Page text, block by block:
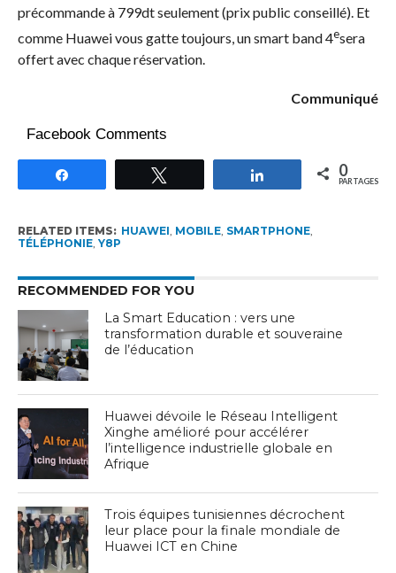
précommande à 799dt seulement (prix public conseillé). Et
comme Huawei vous gatte toujours, un smart band 4esera
offert avec chaque réservation.
Communiqué
Facebook Comments
Partagez 0
PARTAGES
RELATED ITEMS: HUAWEI, MOBILE, SMARTPHONE,
TÉLÉPHONIE, Y8P
RECOMMENDED FOR YOU
La Smart Education : vers une
transformation durable et souveraine
de l’éducation
Huawei dévoile le Réseau Intelligent
Xinghe amélioré pour accélérer
l’intelligence industrielle globale en
Afrique
Trois équipes tunisiennes décrochent
leur place pour la finale mondiale de
Huawei ICT en Chine